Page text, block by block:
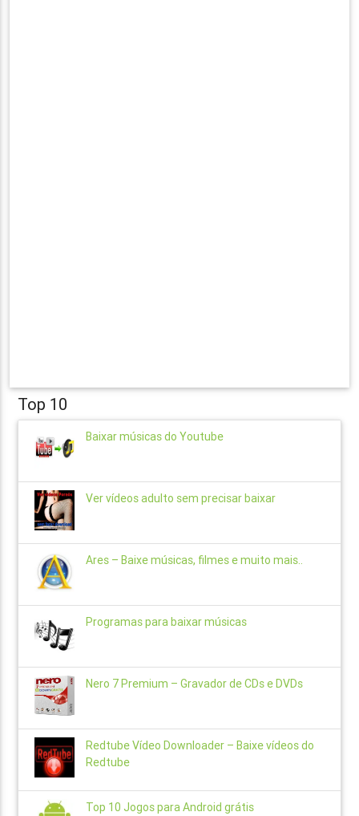
Top 10
Baixar músicas do Youtube
Ver vídeos adulto sem precisar baixar
Ares – Baixe músicas, filmes e muito mais..
Programas para baixar músicas
Nero 7 Premium – Gravador de CDs e DVDs
Redtube Vídeo Downloader – Baixe vídeos do
Redtube
Top 10 Jogos para Android grátis